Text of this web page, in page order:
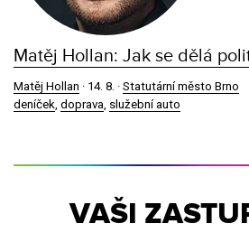
Matěj Hollan: Jak se dělá
Matěj Hollan · 14. 8. · Statutární město Brno
deníček doprava služební auto
VAŠI